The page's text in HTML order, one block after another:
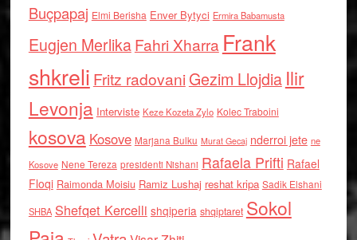
Buçpapaj Elmi Berisha Enver Bytyci Ermira Babamusta
Eugjen MerlikaFahri Xharra Frank
shkreli Fritz radovaniGezim Llojdia Ilir
Levonja Interviste Keze Kozeta Zylo Kolec Traboini
kosova Kosove Marjana Bulku Murat Gecaj nderroi jete ne
Kosove Nene Tereza presidenti Nishani Rafaela Prifti Rafael
Floqi Raimonda Moisiu Ramiz Lushaj reshat kripa Sadik Elshani
SHBA Shefqet Kercelli shqiperia shqiptaret Sokol